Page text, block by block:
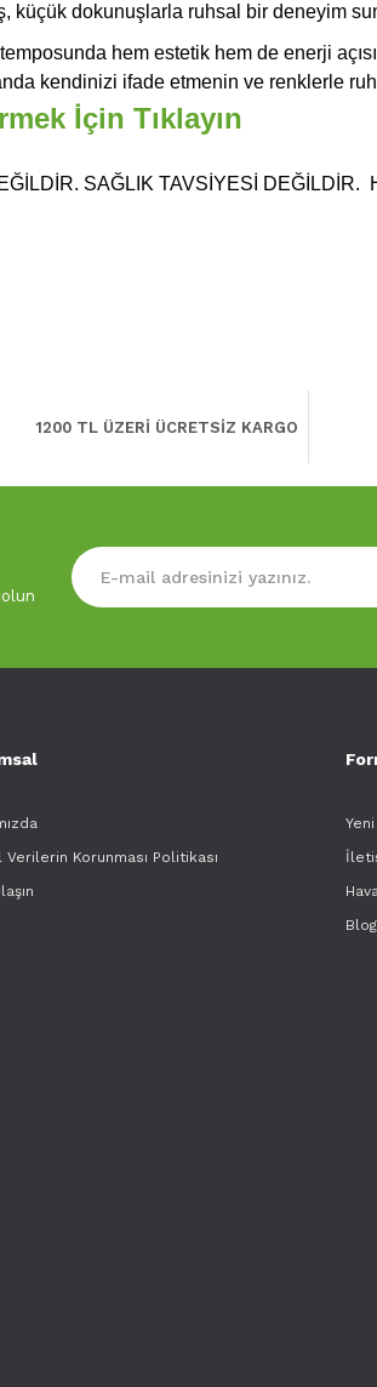
küçük dokunuşlarla ruhsal bir deneyim
hem estetik hem de enerji
kendinizi ifade etmenin ve renklerle
İçin Tıklayın
SAĞLIK TAVSİYESİ
1200 TL ÜZERİ ÜCRETSİZ KARGO
Verilerin Korunması Politikası
Blog